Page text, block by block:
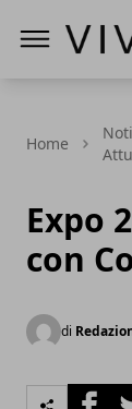
Home
Expo
con
di